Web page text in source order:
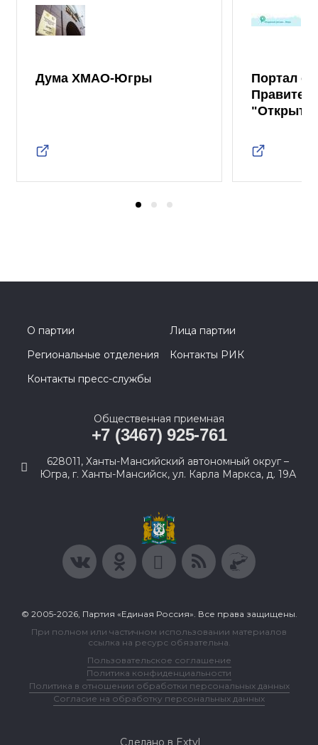
Дума ХМАО-Югры
Портал
О партии
Лица партии
Региональные отделения
Контакты РИК
Контакты пресс-службы
Общественная приемная
+7 (3467) 925-761
628011, Ханты-Мансийский автономный округ –
Югра, г. Ханты-Мансийск, ул. Карла Маркса, д. 19А
© 2005-2026, Партия «Единая Россия». Все права защищены.
При полном или частичном использовании материалов
ссылка на ресурс обязательна.
Пользовательское соглашение
Политика конфиденциальности
Политика в отношении обработки персональных данных
Согласие на обработку персональных данных
Сделано в Extyl